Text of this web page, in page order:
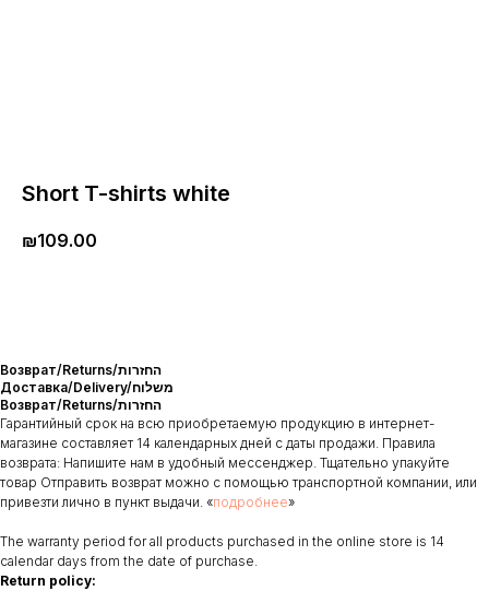
Short T-shirts white
₪109.00
Возврат/Returns/החזרות
Доставка/Delivery/משלוח
Возврат/Returns/החזרות
Гарантийный срок на всю приобретаемую продукцию в интернет-
магазине составляет 14 календарных дней с даты продажи. Правила
возврата: Напишите нам в удобный мессенджер. Тщательно упакуйте
товар Отправить возврат можно с помощью транспортной компании, или
привезти лично в пункт выдачи. «подробнее»
The warranty period for all products purchased in the online store is 14
calendar days from the date of purchase.
Return policy: